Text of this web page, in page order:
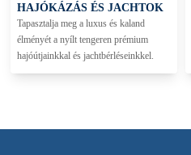
HAJÓKÁZÁS ÉS JACHTOK
Tapasztalja meg a luxus és kaland
élményét a nyílt tengeren prémium
hajóútjainkkal és jachtbérléseinkkel.